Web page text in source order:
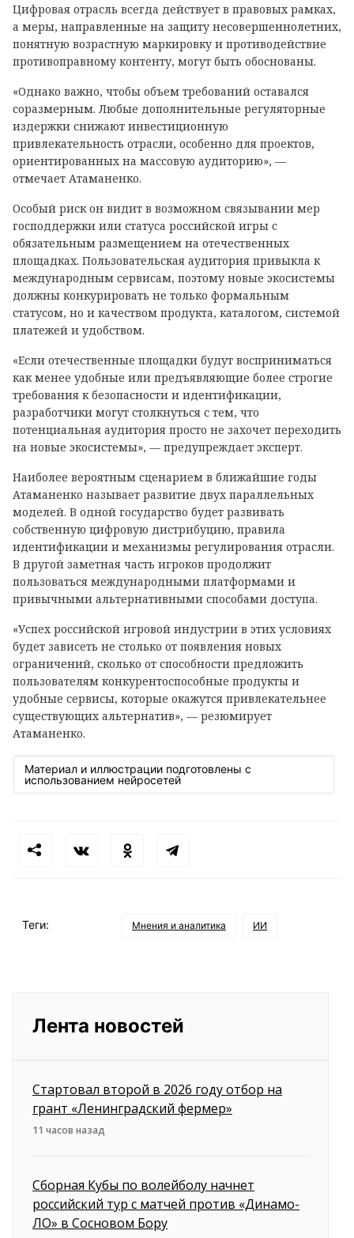
Цифровая отрасль всегда действует в правовых рамках,
а меры, направленные на защиту несовершеннолетних,
понятную возрастную маркировку и противодействие
противоправному контенту, могут быть обоснованы.
«Однако важно, чтобы объем требований оставался
соразмерным. Любые дополнительные регуляторные
издержки снижают инвестиционную
привлекательность отрасли, особенно для проектов,
ориентированных на массовую аудиторию», —
отмечает Атаманенко.
Особый риск он видит в возможном связывании мер
господдержки или статуса российской игры с
обязательным размещением на отечественных
площадках. Пользовательская аудитория привыкла к
международным сервисам, поэтому новые экосистемы
должны конкурировать не только формальным
статусом, но и качеством продукта, каталогом, системой
платежей и удобством.
«Если отечественные площадки будут восприниматься
как менее удобные или предъявляющие более строгие
требования к безопасности и идентификации,
разработчики могут столкнуться с тем, что
потенциальная аудитория просто не захочет переходить
на новые экосистемы», — предупреждает эксперт.
Наиболее вероятным сценарием в ближайшие годы
Атаманенко называет развитие двух параллельных
моделей. В одной государство будет развивать
собственную цифровую дистрибуцию, правила
идентификации и механизмы регулирования отрасли.
В другой заметная часть игроков продолжит
пользоваться международными платформами и
привычными альтернативными способами доступа.
«Успех российской игровой индустрии в этих условиях
будет зависеть не столько от появления новых
ограничений, сколько от способности предложить
пользователям конкурентоспособные продукты и
удобные сервисы, которые окажутся привлекательнее
существующих альтернатив», — резюмирует
Атаманенко.
Материал и иллюстрации подготовлены с
использованием нейросетей
Теги: Мнения и аналитика ИИ
Лента новостей
Стартовал второй в 2026 году отбор на
грант «Ленинградский фермер»
11 часов назад
Сборная Кубы по волейболу начнет
российский тур с матчей против «Динамо-
ЛО» в Сосновом Бору